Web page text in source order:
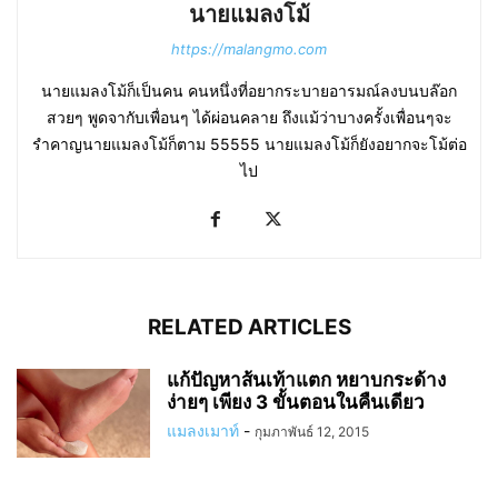
นายแมลงโม้
https://malangmo.com
นายแมลงโม้ก็เป็นคน คนหนึ่งที่อยากระบายอารมณ์ลงบนบล๊อก
สวยๆ พูดจากับเพื่อนๆ ได้ผ่อนคลาย ถึงแม้ว่าบางครั้งเพื่อนๆจะ
รำคาญนายแมลงโม้ก็ตาม 55555 นายแมลงโม้ก็ยังอยากจะโม้ต่อ
ไป
RELATED ARTICLES
แก้ปัญหาส้นเท้าแตก หยาบกระด้าง
ง่ายๆ เพียง 3 ขั้นตอนในคืนเดียว
แมลงเมาท์ - กุมภาพันธ์ 12, 2015